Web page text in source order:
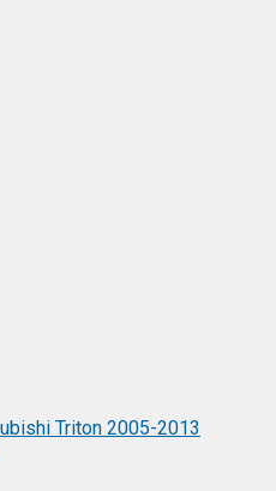
Triton 2005-2013